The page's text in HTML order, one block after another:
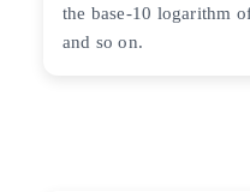
the base-10 logarithm
and so on.